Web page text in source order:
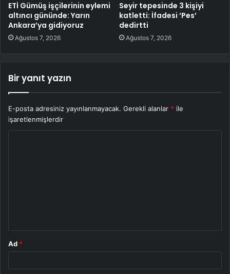
ETİ Gümüş işçilerinin eylemi
altıncı gününde: Yarın
Ankara’ya gidiyoruz
Ağustos 7, 2026
Seyir tepesinde 3 kişiyi
katletti: İfadesi ‘Pes’
dedirtti
Ağustos 7, 2026
Bir yanıt yazın
E-posta adresiniz yayınlanmayacak. Gerekli alanlar * ile
işaretlenmişlerdir
Ad *